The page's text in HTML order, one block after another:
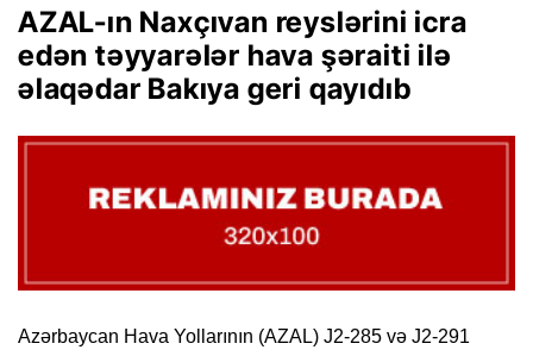
AZAL-ın Naxçıvan reyslərini icra
edən təyyarələr hava şəraiti ilə
əlaqədar Bakıya geri qayıdıb
Azərbaycan Hava Yollarının (AZAL) J2-285 və J2-291